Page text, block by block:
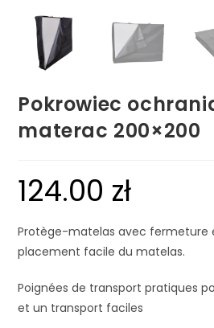
Pokrowiec
materac 200×200
124.00 zł
Protège-matelas avec fermeture
placement facile du matelas.
Poignées de transport pratiques
et un transport faciles